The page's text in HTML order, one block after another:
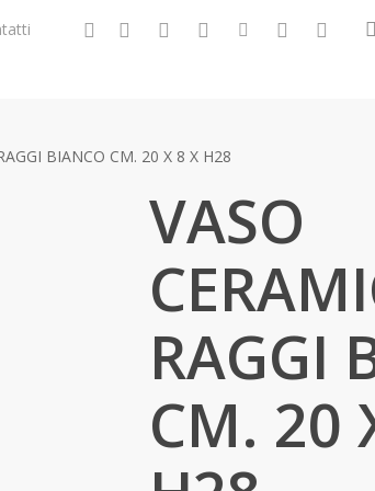
facebookgoogle- instagramwhatsapp
tiktok phone email
BIANCO CM. 20 X 8 X H28
VASO
RAGGI
CM. 20